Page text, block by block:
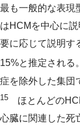
最も一般的な表現
はHCMを中心に
要に応じて説明す
15%と推定される。
症を除外した集団
15 ほとんどの
心臓に関連した死